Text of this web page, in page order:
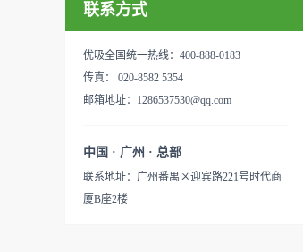
所、使用方法：见产品说明手
用。放在车里不仅能装饰更能
的研发出治理甲醛的产品，而
我们的“醛博士”就担此重任。
无定形碳，也有排列规整的晶
体碳。优吸活性炭具有较强的
吸附性，广泛应用于生产、生
活中。主要功能：吸附异味应
用范围：汽车、冰箱、食品
联系方式
优吸全国统一热线：400-888-0183
传真： 020-8582 5354
邮箱地址：1286537530@qq.com
中国 · 广州 · 总部
联系地址：广州番禺区迎宾路221号时代商
厦B座2楼